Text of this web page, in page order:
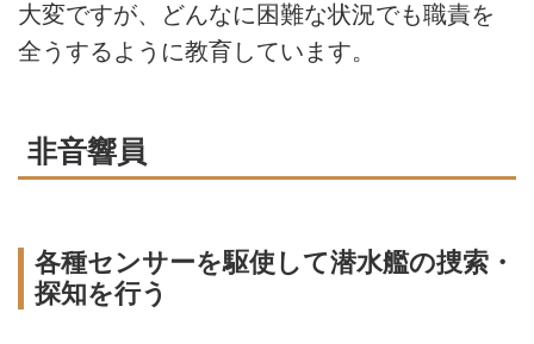
大変ですが、どんなに困難な状況でも職責を
全うするように教育しています。
非音響員
各種センサーを駆使して潜水艦の捜索・
探知を行う